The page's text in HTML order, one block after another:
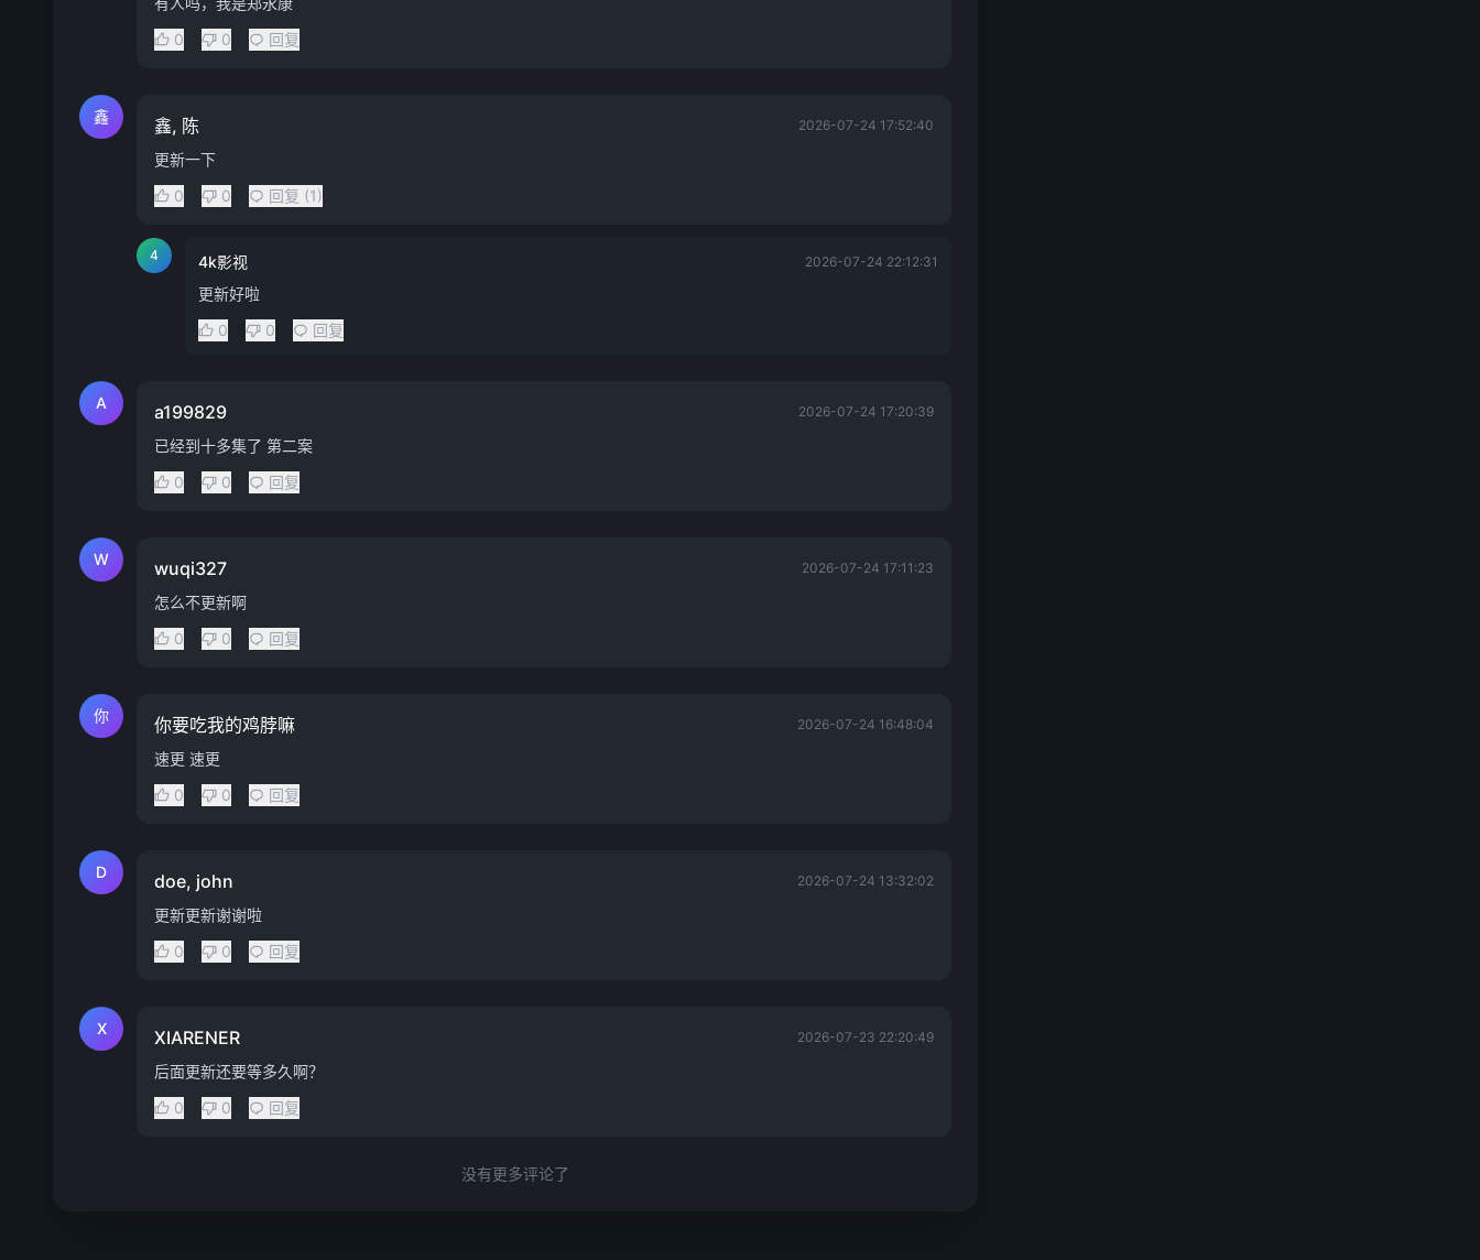
0
0 回复
鑫 鑫, 陈 2026-07-24 17:52:40
更新一下
0
0 回复 (1)
4 4k影视 2026-07-24 22:12:31
更新好啦
0
0 回复
A a199829 2026-07-24 17:20:39
已经到十多集了 第二案
0
0 回复
W wuqi327 2026-07-24 17:11:23
怎么不更新啊
0
0 回复
你 你要吃我的鸡脖嘛 2026-07-24 16:48:04
速更 速更
0
0 回复
D doe, john 2026-07-24 13:32:02
更新更新谢谢啦
0
0 回复
X XIARENER 2026-07-23 22:20:49
后面更新还要等多久啊？
0
0 回复
没有更多评论了